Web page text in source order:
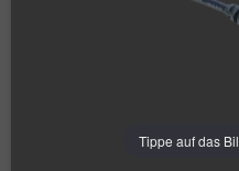
Tippe auf das